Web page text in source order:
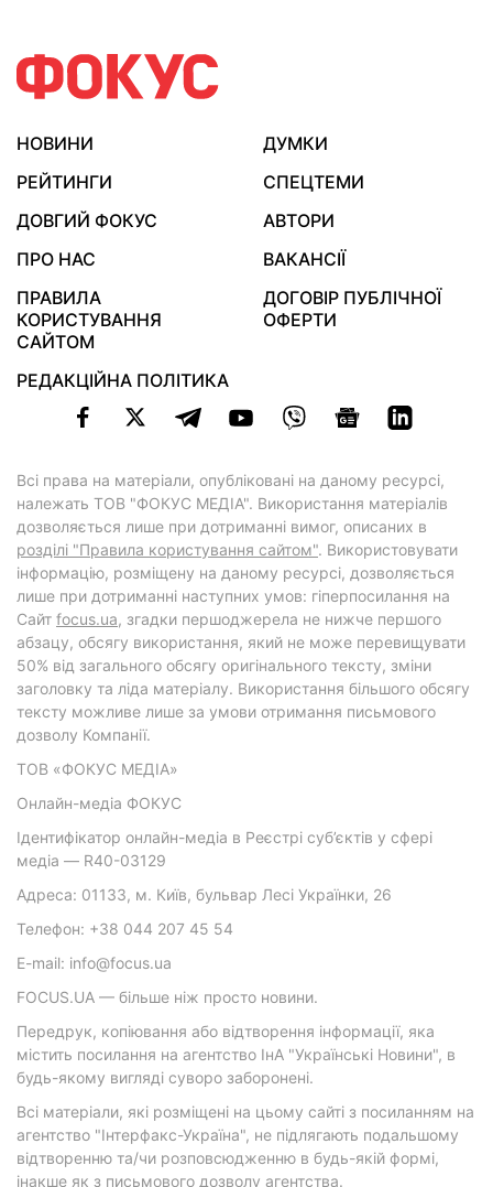
НОВИНИ
ДУМКИ
РЕЙТИНГИ
СПЕЦТЕМИ
ДОВГИЙ ФОКУС
АВТОРИ
ПРО НАС
ВАКАНСІЇ
ПРАВИЛА
КОРИСТУВАННЯ
САЙТОМ
ДОГОВІР ПУБЛІЧНОЇ
ОФЕРТИ
РЕДАКЦІЙНА ПОЛІТИКА
Всі права на матеріали, опубліковані на даному ресурсі,
належать ТОВ "ФОКУС МЕДІА". Використання матеріалів
дозволяється лише при дотриманні вимог, описаних в
розділі "Правила користування сайтом". Використовувати
інформацію, розміщену на даному ресурсі, дозволяється
лише при дотриманні наступних умов: гіперпосилання на
Cайт focus.ua, згадки першоджерела не нижче першого
абзацу, обсягу використання, який не може перевищувати
50% від загального обсягу оригінального тексту, зміни
заголовку та ліда матеріалу. Використання більшого обсягу
тексту можливе лише за умови отримання письмового
дозволу Компанії.
ТОВ «ФОКУС МЕДІА»
Онлайн-медіа ФОКУС
Ідентифікатор онлайн-медіа в Реєстрі суб’єктів у сфері
медіа — R40-03129
Адреса: 01133, м. Київ, бульвар Лесі Українки, 26
Телефон: +38 044 207 45 54
E-mail: info@focus.ua
FOCUS.UA — більше ніж просто новини.
Передрук, копіювання або відтворення інформації, яка
містить посилання на агентство ІнА "Українські Новини", в
будь-якому вигляді суворо заборонені.
Всі матеріали, які розміщені на цьому сайті з посиланням на
агентство "Інтерфакс-Україна", не підлягають подальшому
відтворенню та/чи розповсюдженню в будь-якій формі,
інакше як з письмового дозволу агентства.